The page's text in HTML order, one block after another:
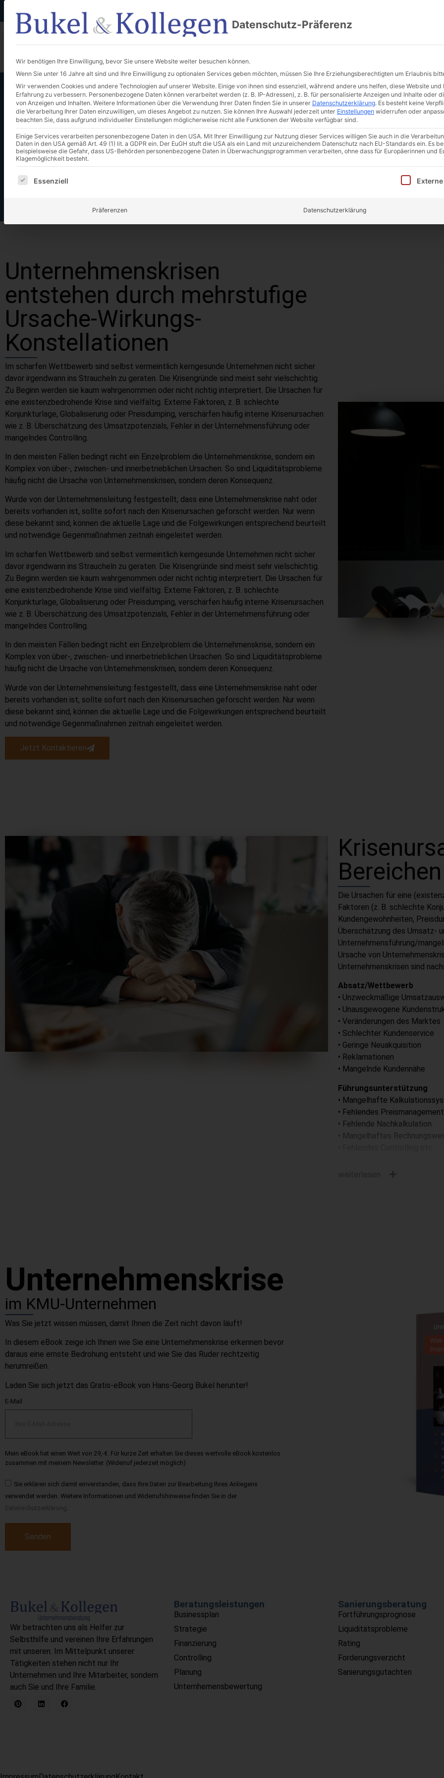
+49 (0) 661-96 32 20 anfrage@bukel-kollegen.de
Unternehmen Beratungsleistungen Sanierungsberatung
Unternehmenskrise Ursachen
Unternehmenskrisen
entstehen durch mehrstufige
Ursache-Wirkungs-
Konstellationen
Im scharfen Wettbewerb sind selbst vermeintlich kerngesunde Unternehmen nicht sicher
davor irgendwann ins Straucheln zu geraten. Die Krisengründe sind meist sehr vielschichtig.
Zu Beginn werden sie kaum wahrgenommen oder nicht richtig interpretiert. Die Ursachen für
eine existenzbedrohende Krise sind vielfältig. Externe Faktoren, z. B. schlechte
Konjunkturlage, Globalisierung oder Preisdumping, verschärfen häufig interne Krisenursachen
wie z. B. Überschätzung des Umsatzpotenzials, Fehler in der Unternehmensführung oder
mangelndes Controlling.
In den meisten Fällen bedingt nicht ein Einzelproblem die Unternehmenskrise, sondern ein
Komplex von über-, zwischen- und innerbetrieblichen Ursachen. So sind Liquiditätsprobleme
häufig nicht die Ursache von Unternehmenskrisen, sondern deren Konsequenz.
Wurde von der Unternehmensleitung festgestellt, dass eine Unternehmenskrise naht oder
bereits vorhanden ist, sollte sofort nach den Krisenursachen geforscht werden. Nur wenn
diese bekannt sind, können die aktuelle Lage und die Folgewirkungen entsprechend beurteilt
und notwendige Gegenmaßnahmen zeitnah eingeleitet werden.
Im scharfen Wettbewerb sind selbst vermeintlich kerngesunde Unternehmen nicht sicher
davor irgendwann ins Straucheln zu geraten. Die Krisengründe sind meist sehr vielschichtig.
Zu Beginn werden sie kaum wahrgenommen oder nicht richtig interpretiert. Die Ursachen für
eine existenzbedrohende Krise sind vielfältig. Externe Faktoren, z. B. schlechte
Konjunkturlage, Globalisierung oder Preisdumping, verschärfen häufig interne Krisenursachen
wie z. B. Überschätzung des Umsatzpotenzials, Fehler in der Unternehmensführung oder
mangelndes Controlling.
In den meisten Fällen bedingt nicht ein Einzelproblem die Unternehmenskrise, sondern ein
Komplex von über-, zwischen- und innerbetrieblichen Ursachen. So sind Liquiditätsprobleme
häufig nicht die Ursache von Unternehmenskrisen, sondern deren Konsequenz.
Wurde von der Unternehmensleitung festgestellt, dass eine Unternehmenskrise naht oder
bereits vorhanden ist, sollte sofort nach den Krisenursachen geforscht werden. Nur wenn
diese bekannt sind, können die aktuelle Lage und die Folgewirkungen entsprechend beurteilt
und notwendige Gegenmaßnahmen zeitnah eingeleitet werden.
Jetzt Kontaktieren
Bereichen
Die Ursachen für eine
Faktoren (z. B. schlechte
Kundengewohnheiten,
Überschätzung des Umsatz-
Unternehmensführung/
Ursache von
Unternehmenskrisen sind
Absatz/Wettbewerb
• Unzweckmäßige
• Unausgewogene
• Veränderungen des Marktes
• Schlechter Kundenservice
• Geringe Neuakquisition
• Reklamationen
• Mangelnde Kundennähe
Führungsunterstützung
• Mangelhafte
• Fehlendes Preismanagement
• Fehlende Nachkalkulation
• Mangelhaftes
Unternehmenskrise
im KMU-Unternehmen
Was Sie jetzt wissen müssen, damit Ihnen die Zeit nicht davon läuft!
In diesem eBook zeige ich Ihnen wie Sie eine Unternehmenskrise erkennen bevor
daraus eine ernste Bedrohung entsteht und wie Sie das Ruder rechtzeitig
herumreißen.
Laden Sie sich jetzt das Gratis-eBook von Hans-Georg Bukel herunter!
E-Mail
Mein eBook hat einen Wert von 29,-€. Für kurze Zeit erhalten Sie dieses wertvolle eBook kostenlos
zusammen mit meinem Newsletter. (Widerruf jederzeit möglich)
Sie erklären sich damit einverstanden, dass Ihre Daten zur Bearbeitung Ihres Anliegens
verwendet werden. Weitere Informationen und Widerrufshinweise finden Sie in der
Senden
Wir betrachten uns als Helfer zur
Selbsthilfe und vereinen Ihre Erfahrungen
mit unseren. Im Mittelpunkt unserer
Tätigkeiten stehen nicht nur Ihr
Unternehmen und Ihre Mitarbeiter, sondern
auch Sie und Ihre Familie.
Beratungsleistungen
Businessplan
Strategie
Finanzierung
Controlling
Planung
Unternhemensbewertung
Sanierungsberatung
Fortführungsprognose
Liquiditätsprobleme
Rating
Forderungsverzicht
Sanierungsgutachten
Datenschutz-Präferenz
Wir benötigen Ihre Einwilligung, bevor Sie unsere Website weiter besuchen können.
Wenn Sie unter 16 Jahre alt sind und Ihre Einwilligung zu optionalen Services geben möchten, müssen Sie Ihre Erziehungsberechtigten um Erlaubnis
Wir verwenden Cookies und andere Technologien auf unserer Website. Einige von ihnen sind essenziell, während andere uns helfen, diese Website und
Erfahrung zu verbessern. Personenbezogene Daten können verarbeitet werden (z. B. IP-Adressen), z. B. für personalisierte Anzeigen und Inhalte oder
von Anzeigen und Inhalten. Weitere Informationen über die Verwendung Ihrer Daten finden Sie in unserer Datenschutzerklärung. Es besteht keine
die Verarbeitung Ihrer Daten einzuwilligen, um dieses Angebot zu nutzen. Sie können Ihre Auswahl jederzeit unter Einstellungen widerrufen oder
beachten Sie, dass aufgrund individueller Einstellungen möglicherweise nicht alle Funktionen der Website verfügbar sind.
Einige Services verarbeiten personenbezogene Daten in den USA. Mit Ihrer Einwilligung zur Nutzung dieser Services willigen Sie auch in die
Daten in den USA gemäß Art. 49 (1) lit. a GDPR ein. Der EuGH stuft die USA als ein Land mit unzureichendem Datenschutz nach EU-Standards ein. Es
beispielsweise die Gefahr, dass US-Behörden personenbezogene Daten in Überwachungsprogrammen verarbeiten, ohne dass für Europäerinnen und
Klagemöglichkeit besteht.
Es folgt eine Liste der Service-Gruppen, für die eine Einwilligung erteilt werden kann. Die erste Service-Gruppe
Essenziell
Präferenzen Datenschutzerklärung